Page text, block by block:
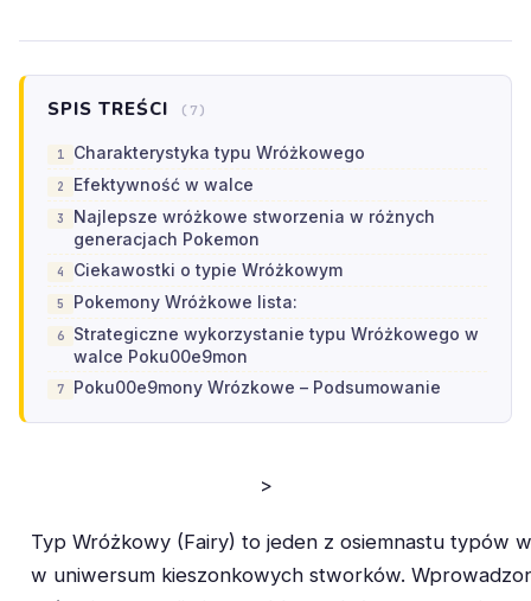
SPIS TREŚCI (7)
Charakterystyka typu Wróżkowego
Efektywność w walce
Najlepsze wróżkowe stworzenia w różnych
generacjach Pokemon
Ciekawostki o typie Wróżkowym
Pokemony Wróżkowe lista:
Strategiczne wykorzystanie typu Wróżkowego w
walce Poku00e9mon
Poku00e9mony Wrózkowe – Podsumowanie
>
Typ Wróżkowy (Fairy) to jeden z osiemnastu typów
w uniwersum kieszonkowych stworków.